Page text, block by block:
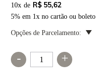
10x R$ 55,62
5% em 1x no cartão ou boleto
Opções de Parcelamento:
- +